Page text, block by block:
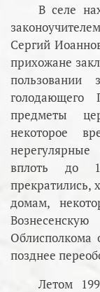
В селе
Сергий
прихожане
голодающего
предметы
некоторое
нерегулярные
вплоть до
домам,
Облисполкома
позднее
Летом